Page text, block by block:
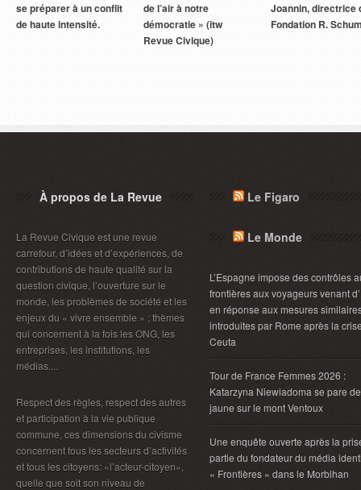
se préparer à un conflit
de haute intensité.
de l’air à notre
démocratie » (itw
Revue Civique)
Joannin, directrice
Fondation R.
À propos de La Revue
La Revue Civique est une revue
carrefour, d’idées et d’expériences, de
contributions de haute qualité sur la
question civique, l’ouverture sur le
monde, les problèmes de société et les
enjeux du « vivre ensemble » ; thèmes
qui concernent à la fois les ONG, les
entreprises, les institutions, les
médias....
Respect des règles, respect des autres
et participation à la vie publique
commune, ces dimensions du civisme
concernent tous les secteurs d’activités
et tous les citoyens: «l’acteur-citoyen»,
quelle que soit son niveau de
Le Figaro
Le Monde
L’Espagne impose des contrôles
frontières aux voyageurs venant
en réponse aux mesures
introduites par Rome après la
Ceuta
Tour de France Femmes 2026 :
Katarzyna Niewiadoma se pare de
jaune sur le mont Ventoux
Une enquête ouverte après la
partie du fondateur du média
« Frontières » dans le Morbihan